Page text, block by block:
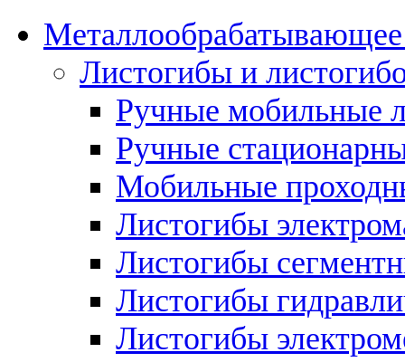
Металлообрабатывающее
Листогибы и
Ручные мобильные
Ручные
Мобильные
Листогибы
Листогибы
Листогибы
Листогибы